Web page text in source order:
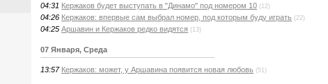
04:31 Кержаков будет выступать в "Динамо" под номером 10 (12)
04:26 Кержаков: впервые сам выбрал номер, под которым буду играть (22)
04:25 Аршавин и Кержаков редко видятся (13)
07 Января, Среда
13:57 Кержаков: может, у Аршавина появится новая любовь (51)